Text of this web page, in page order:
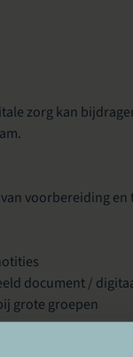
zorg kan
voorbereiding
document /
grote groepen